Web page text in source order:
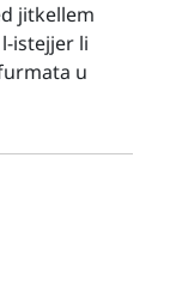
jitkellem
istejjer li
u